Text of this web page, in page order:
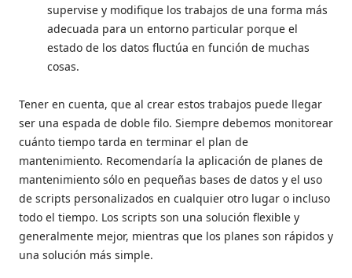
supervise y modifique los trabajos de una forma más
adecuada para un entorno particular porque el
estado de los datos fluctúa en función de muchas
cosas.
Tener en cuenta, que al crear estos trabajos puede llegar
ser una espada de doble filo. Siempre debemos monitorear
cuánto tiempo tarda en terminar el plan de
mantenimiento. Recomendaría la aplicación de planes de
mantenimiento sólo en pequeñas bases de datos y el uso
de scripts personalizados en cualquier otro lugar o incluso
todo el tiempo. Los scripts son una solución flexible y
generalmente mejor, mientras que los planes son rápidos y
una solución más simple.